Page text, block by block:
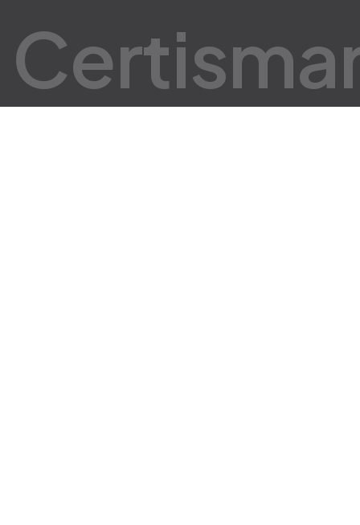
Certisma